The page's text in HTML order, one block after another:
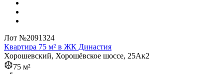
Лот №2091324
Квартира 75 м² в ЖК Династия
Хорошевский, Хорошёвское шоссе, 25Ак2
75 м²